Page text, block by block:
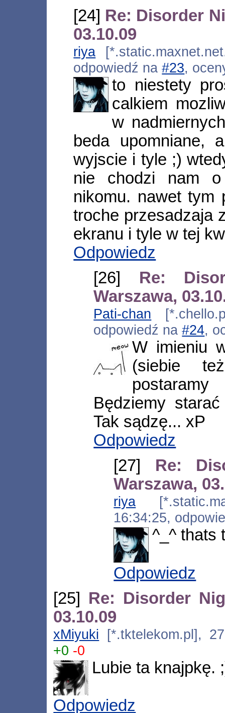
[24] Re: Disorder
03.10.09
riya
odpowiedź na#23,
to niestety
calkiem
w
beda upomniane,
wyjscie i tyle ;)
nie chodzi nam o
nikomu. nawet tym
troche przesadzaja
ekranu i tyle w tej
Odpowiedz
[26] Re:
Warszawa,
Pati-chan
odpowiedź na#24,
W imieniu
(siebie
Będziemy
Tak sądzę... xP
Odpowiedz
[27] Re:
Warszawa,
riya
16:34:25,
^_^ thats
Odpowiedz
[25] Re: Disorder
03.10.09
xMiyuki [*.tktelekom.pl],
+0 -0
Lubie ta knajpkę.
Odpowiedz